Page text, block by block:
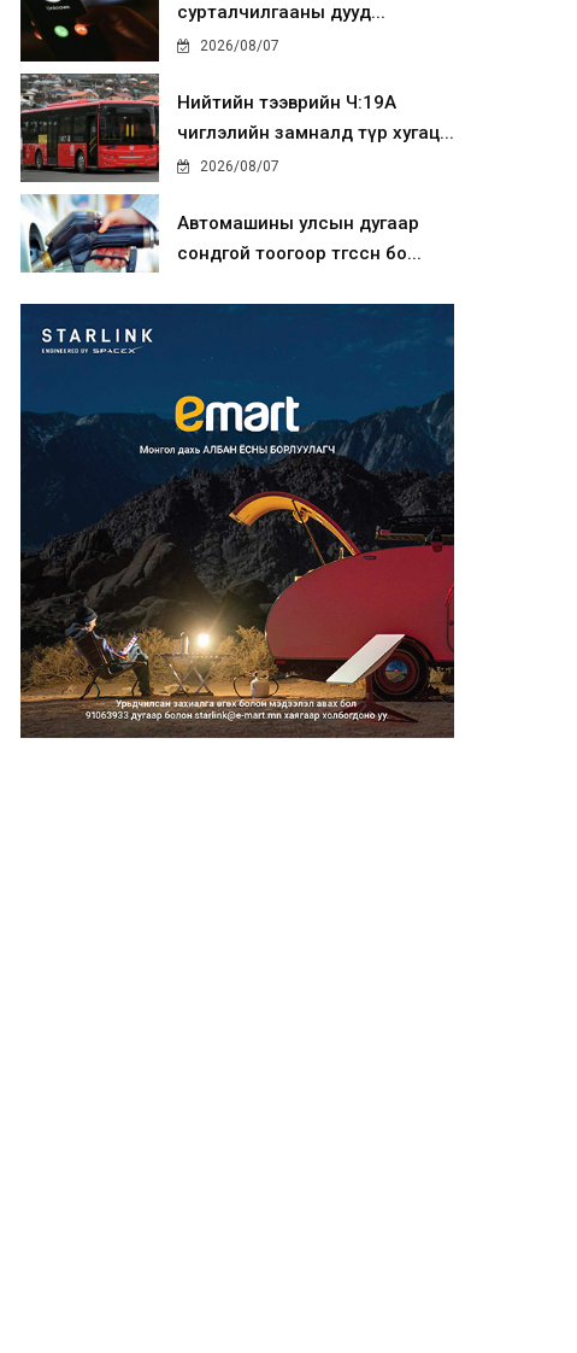
сурталчилгааны дууд...
2026/08/07
Нийтийн тээврийн Ч:19А
чиглэлийн замналд түр хугац...
2026/08/07
Автомашины улсын дугаар
сондгой тоогоор төгссөн бо...
Улаанбаатарт өдөртөө 30 хэм
2026/08/07
Улсын чанартай хатуу
хучилттай авто замын талаас
2026/08/06
Засгийн газар энэ оныг
дуустал санхүүгийн
хэмнэлти...
2026/08/06